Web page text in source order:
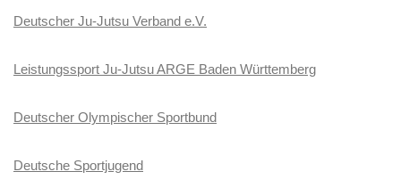
Deutscher Ju-Jutsu Verband e.V.
Leistungssport Ju-Jutsu ARGE Baden Württemberg
Deutscher Olympischer Sportbund
Deutsche Sportjugend